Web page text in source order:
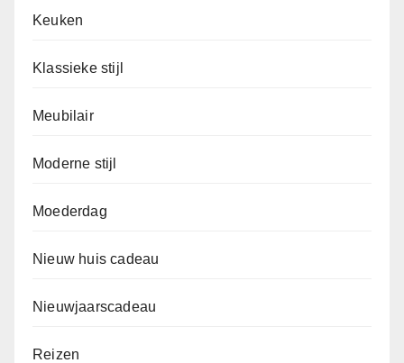
Keuken
Klassieke stijl
Meubilair
Moderne stijl
Moederdag
Nieuw huis cadeau
Nieuwjaarscadeau
Reizen